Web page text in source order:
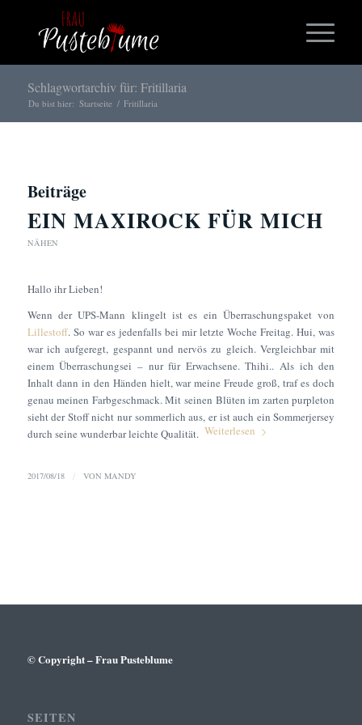
Schlagwortarchiv für: Fritillaria
Du bist hier: Startseite / Fritillaria
Beiträge
EIN MAXIROCK FÜR MICH
NÄHEN
Hallo ihr Lieben!
Wenn der UPS-Mann klingelt ist es ein Überraschungspaket von
Lillestoff. So war es jedenfalls bei mir letzte Woche Freitag. Hui, was
war ich aufgeregt, gespannt und nervös zu gleich. Vergleichbar mit
einem Überraschungsei – nur für Erwachsene. Thihi.. Als ich den
Inhalt dann in den Händen hielt, war meine Freude groß, traf es doch
genau meinen Farbgeschmack. Mit seinen Blüten im zarten purpleton
sieht der Stoff nicht nur sommerlich aus, er ist auch ein Sommerjersey
durch seine wunderbar leichte Qualität. Weiterlesen
2017/08/18 / VON MANDY
© Copyright – Frau Pusteblume
SEITEN